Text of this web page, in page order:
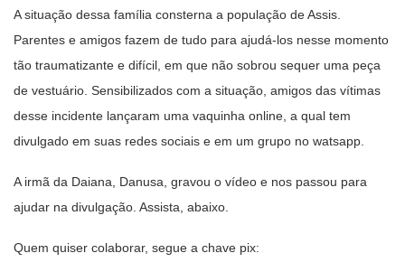
A situação dessa família consterna a população de Assis.
Parentes e amigos fazem de tudo para ajudá-los nesse momento
tão traumatizante e difícil, em que não sobrou sequer uma peça
de vestuário. Sensibilizados com a situação, amigos das vítimas
desse incidente lançaram uma vaquinha online, a qual tem
divulgado em suas redes sociais e em um grupo no watsapp.
A irmã da Daiana, Danusa, gravou o vídeo e nos passou para
ajudar na divulgação. Assista, abaixo.
Quem quiser colaborar, segue a chave pix: